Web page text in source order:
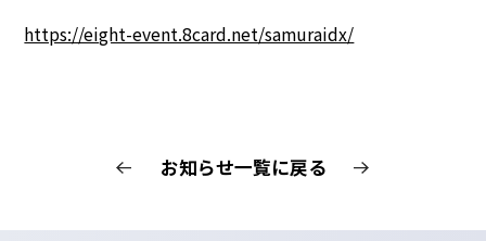
https://eight-event.8card.net/samuraidx/
お知らせ一覧に戻る